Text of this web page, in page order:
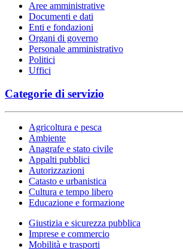
Aree amministrative
Documenti e dati
Enti e fondazioni
Organi di governo
Personale amministrativo
Politici
Uffici
Categorie di servizio
Agricoltura e pesca
Ambiente
Anagrafe e stato civile
Appalti pubblici
Autorizzazioni
Catasto e urbanistica
Cultura e tempo libero
Educazione e formazione
Giustizia e sicurezza pubblica
Imprese e commercio
Mobilità e trasporti